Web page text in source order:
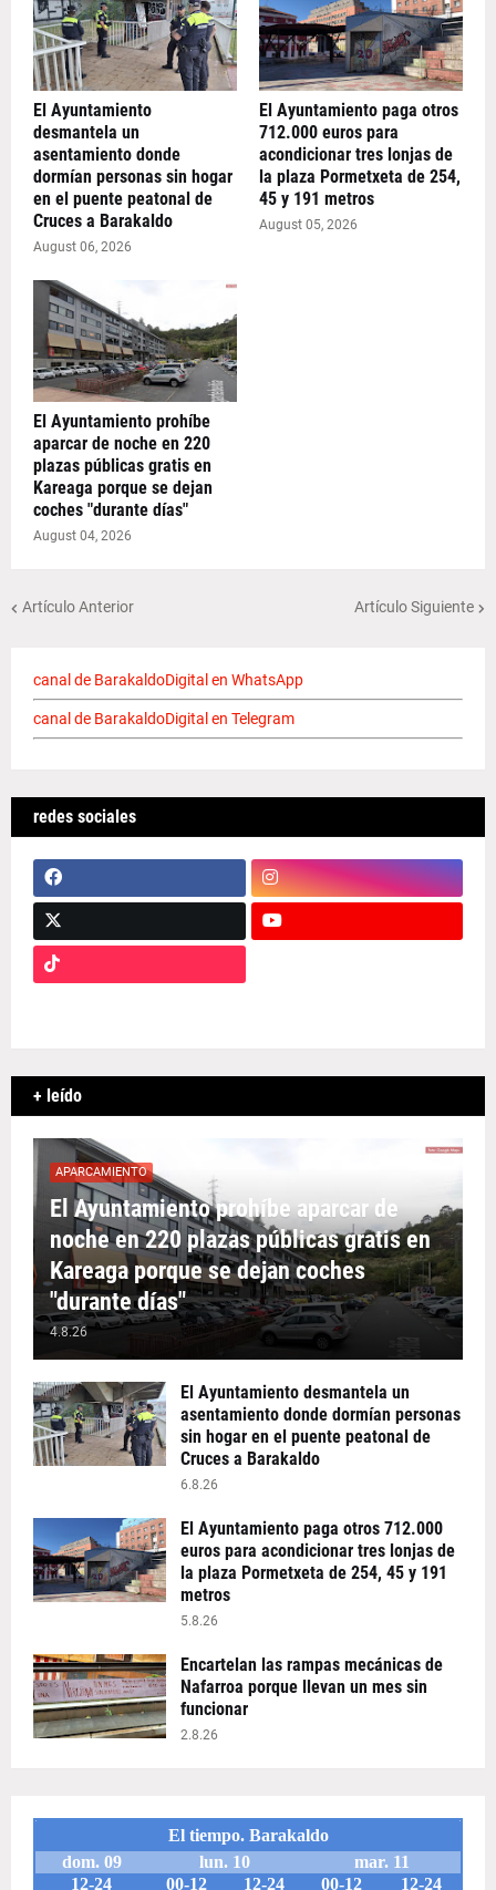
El Ayuntamiento
desmantela un
asentamiento donde
dormían personas sin hogar
en el puente peatonal de
Cruces a Barakaldo
August 06, 2026
El Ayuntamiento paga otros
712.000 euros para
acondicionar tres lonjas de
la plaza Pormetxeta de 254,
45 y 191 metros
August 05, 2026
El Ayuntamiento prohíbe
aparcar de noche en 220
plazas públicas gratis en
Kareaga porque se dejan
coches "durante días"
August 04, 2026
Artículo Anterior Artículo Siguiente
canal de BarakaldoDigital en WhatsApp
canal de BarakaldoDigital en Telegram
redes sociales
+ leído
APARCAMIENTO
El Ayuntamiento prohíbe aparcar de
noche en 220 plazas públicas gratis en
Kareaga porque se dejan coches
"durante días"
4.8.26
El Ayuntamiento desmantela un
asentamiento donde dormían personas
sin hogar en el puente peatonal de
Cruces a Barakaldo
6.8.26
El Ayuntamiento paga otros 712.000
euros para acondicionar tres lonjas de
la plaza Pormetxeta de 254, 45 y 191
metros
5.8.26
Encartelan las rampas mecánicas de
Nafarroa porque llevan un mes sin
funcionar
2.8.26